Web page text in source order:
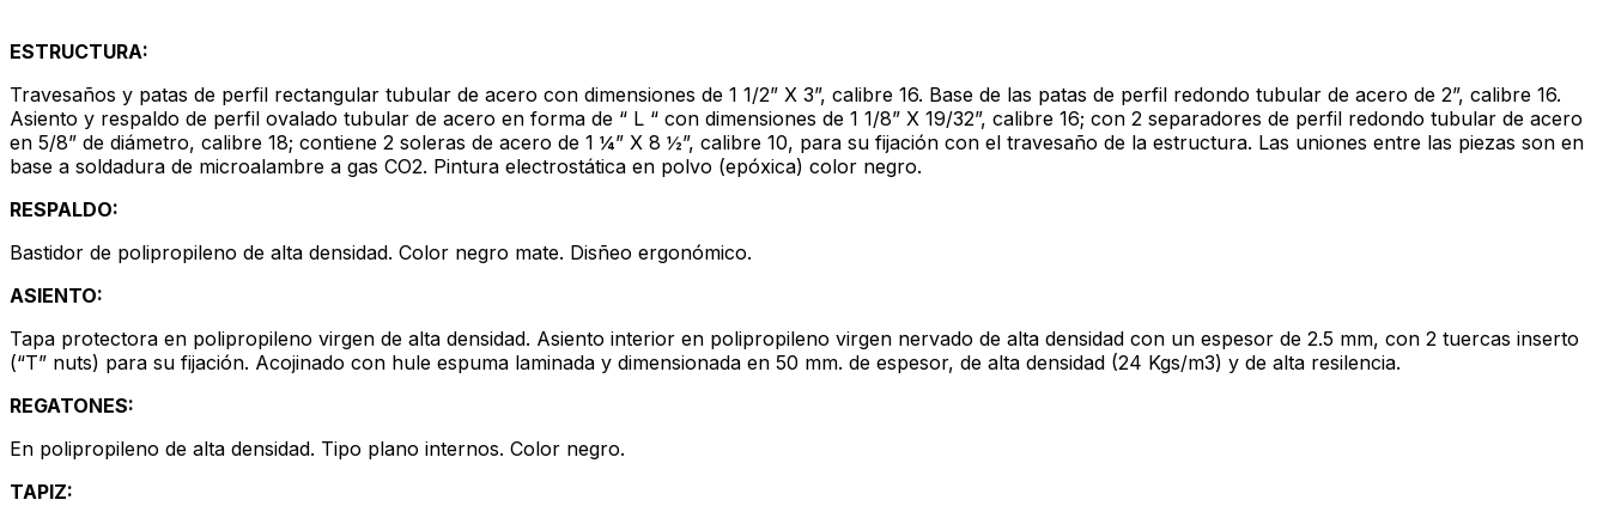
ESTRUCTURA:
Travesaños y patas de perfil rectangular tubular de acero con dimensiones de 1 1/2” X 3”, calibre 16. Base de las patas de perfil redondo tubular de acero de 2”, calibre 16.
Asiento y respaldo de perfil ovalado tubular de acero en forma de “ L “ con dimensiones de 1 1/8” X 19/32”, calibre 16; con 2 separadores de perfil redondo tubular de acero
en 5/8” de diámetro, calibre 18; contiene 2 soleras de acero de 1 ¼” X 8 ½”, calibre 10, para su fijación con el travesaño de la estructura. Las uniones entre las piezas son en
base a soldadura de microalambre a gas CO2. Pintura electrostática en polvo (epóxica) color negro.
RESPALDO:
Bastidor de polipropileno de alta densidad. Color negro mate. Disñeo ergonómico.
ASIENTO:
Tapa protectora en polipropileno virgen de alta densidad. Asiento interior en polipropileno virgen nervado de alta densidad con un espesor de 2.5 mm, con 2 tuercas inserto
(“T” nuts) para su fijación. Acojinado con hule espuma laminada y dimensionada en 50 mm. de espesor, de alta densidad (24 Kgs/m3) y de alta resilencia.
REGATONES:
En polipropileno de alta densidad. Tipo plano internos. Color negro.
TAPIZ: